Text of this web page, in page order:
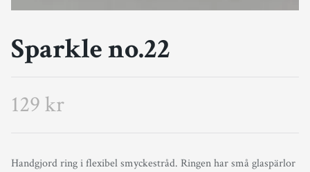
Sparkle no.22
129 kr
Handgjord ring i flexibel smyckestråd. Ringen har små glaspärlor